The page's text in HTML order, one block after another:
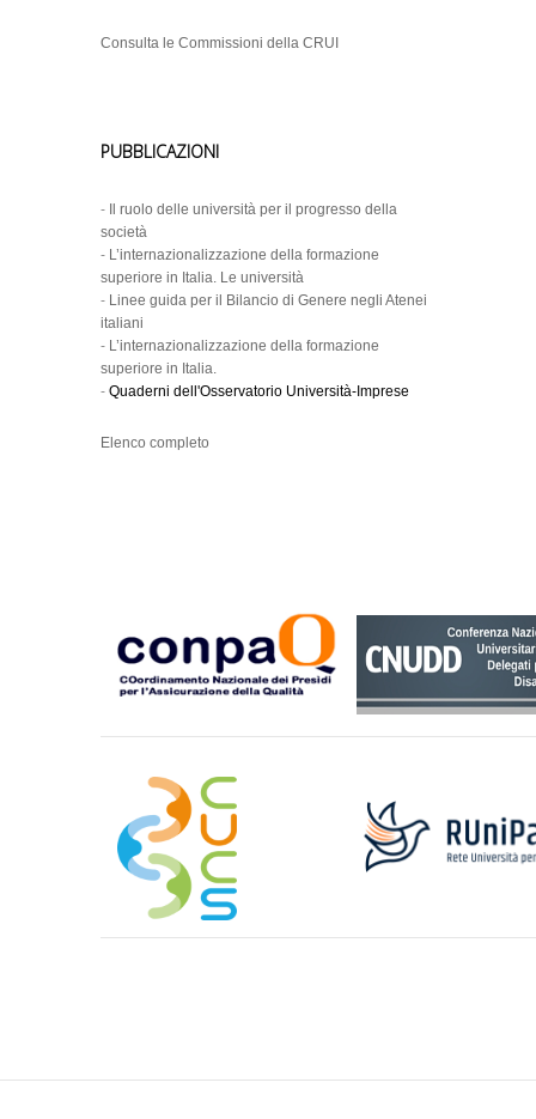
Consulta le Commissioni della CRUI
PUBBLICAZIONI
-
Il ruolo delle università per il progresso della
società
- L’internazionalizzazione della formazione
superiore in Italia. Le università
- Linee guida per il Bilancio di Genere negli Atenei
italiani
- L’internazionalizzazione della formazione
superiore in Italia.
- Quaderni dell'Osservatorio Università-Imprese
Elenco completo